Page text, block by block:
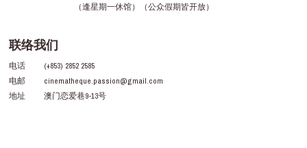
（逢星期一休馆）（公众假期皆开放）
联络我们
电话
(+853) 2852 2585
电邮
cinematheque.passion@gmail.com
地址
澳门恋爱巷9-13号